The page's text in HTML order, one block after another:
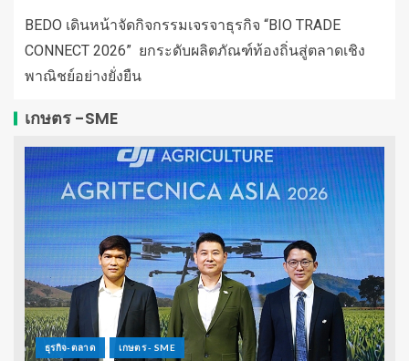
BEDO เดินหน้าจัดกิจกรรมเจรจาธุรกิจ “BIO TRADE
CONNECT 2026” ยกระดับผลิตภัณฑ์ท้องถิ่นสู่ตลาดเชิง
พาณิชย์อย่างยั่งยืน
เกษตร -SME
ธุรกิจ-ตลาด เกษตร - SME